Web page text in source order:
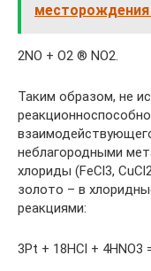
месторождения
2NO + O2 ® NO2.
Таким образом, не
неблагородными
хлориды (FeCl3,
золото – в
реакциями:
3Pt + 18HCl + 4HNO3